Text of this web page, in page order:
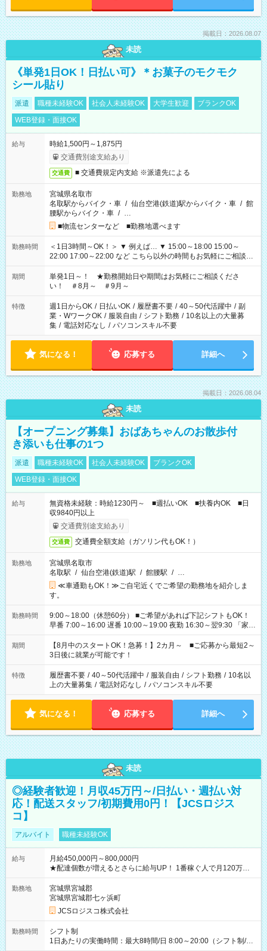
掲載日：2026.08.07
未読
《単発1日OK！日払い可》＊お菓子のモクモク
シール貼り
派遣 職種未経験OK 社会人未経験OK 大学生歓迎
ブランクOK
WEB登録・面接OK
給与
時給1,500円～1,875円
交通費別途支給あり
交通費 ■ 交通費規定内支給 ※派遣先による
勤務地
宮城県名取市
名取駅からバイク・車 / 仙台空港(鉄道)駅からバイク・車 / 館
腰駅からバイク・車 / …
■物流センターなど ■勤務地選べます
勤務時間
＜1日3時間～OK！＞ ▼ 例えば… ▼ 15:00～18:00 15:00～
22:00 17:00～22:00 など こちら以外の時間もお気軽にご相談く
ださい！
期間
単発1日～！ ★勤務開始日や期間はお気軽にご相談くださ
い！ ＃8月～ ＃9月～
特徴 週1日からOK / 日払いOK / 履歴書不要 / 40～50代活躍中 / 副
業・WワークOK / 服装自由 / シフト勤務 / 10名以上の大量募
集 / 電話対応なし / パソコンスキル不要
気になる！ 応募する 詳細へ
掲載日：2026.08.04
未読
【オープニング募集】おばあちゃんのお散歩付
き添いも仕事の1つ
派遣 職種未経験OK 社会人未経験OK
ブランクOK
WEB登録・面接OK
給与
無資格未経験：時給1230円～ ■週払いOK ■扶養内OK ■日
収9840円以上
交通費別途支給あり
交通費 交通費全額支給（ガソリン代もOK！）
勤務地
宮城県名取市
名取駅 / 仙台空港(鉄道)駅 / 館腰駅 / …
≪車通勤もOK！≫ご自宅近くでご希望の勤務地を紹介しま
す。
勤務時間
9:00～18:00（休憩60分） ■ご希望があれば下記シフトもOK！
早番 7:00～16:00 遅番 10:00～19:00 夜勤 16:30～翌9:30 「家族
と休みを合わせたい」 「余裕を持って夕飯の準備がしたい」
「できれば残業はしたくない」 など、ご希望を教えてください
ね。 ※Wワーク希望の方へ 今ご覧のお仕事で希望する勤務時間
と、もう1つのお仕事の勤務時間。 合計で週40時間を超える場
合は応募できません。
期間
【8月中のスタートOK！急募！】2カ月～ ■ご応募から最短2～
3日後に就業が可能です！
特徴 履歴書不要 / 40～50代活躍中 / 服装自由 / シフト勤務 / 10名以
上の大量募集 / 電話対応なし / パソコンスキル不要
気になる！ 応募する 詳細へ
未読
◎経験者歓迎！月収45万円～/日払い・週払い対
応！配送スタッフ/初期費用0円！【JCSロジス
コ】
アルバイト 職種未経験OK
給与
月給450,000円～800,000円
★配達個数が増えるとさらに給与UP！ 1番稼ぐ人で月120万ほ
ど！ ・主要都市エリア 月収55万円／週5日稼働 月収65万~112
万円／週6日稼働 ・地方郊外エリア 月収40万円／週5日稼働 月
収40万円~50万円／週6日稼働 ＜モデルイメージ＞ ■月収50万
円 (27歳男性/江東区在住)※元建築関係 1日150個配達×25日勤務
(日休み) ■月収80万円(43歳男性/墨田区在住)※元営業 1日200個
勤務地
宮城県宮城郡
宮城県宮城郡七ヶ浜町
JCSロジスコ株式会社
勤務時間
シフト制
1日あたりの実働時間：最大8時間/日 8:00～20:00（シフト制/実